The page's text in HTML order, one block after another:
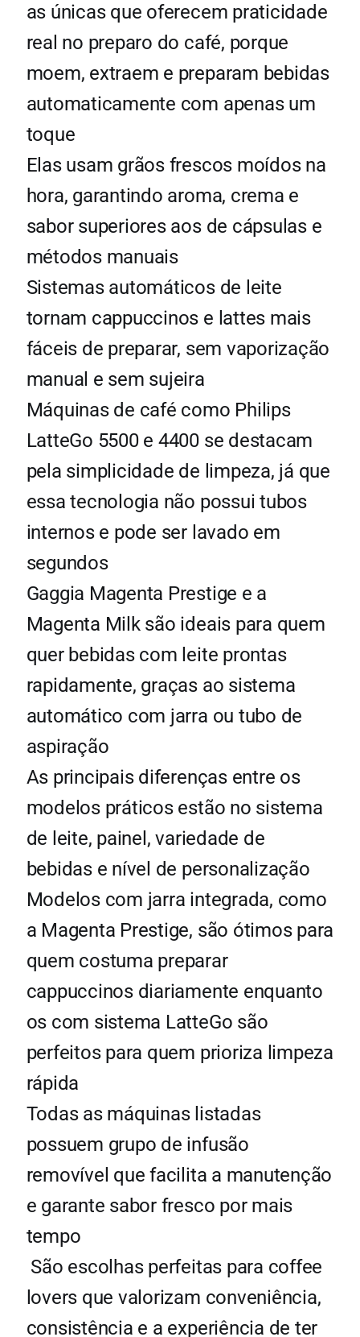
as únicas que oferecem praticidade
real no preparo do café, porque
moem, extraem e preparam bebidas
automaticamente com apenas um
toque
Elas usam grãos frescos moídos na
hora, garantindo aroma, crema e
sabor superiores aos de cápsulas e
métodos manuais
Sistemas automáticos de leite
tornam cappuccinos e lattes mais
fáceis de preparar, sem vaporização
manual e sem sujeira
Máquinas de café como Philips
LatteGo 5500 e 4400 se destacam
pela simplicidade de limpeza, já que
essa tecnologia não possui tubos
internos e pode ser lavado em
segundos
Gaggia Magenta Prestige e a
Magenta Milk são ideais para quem
quer bebidas com leite prontas
rapidamente, graças ao sistema
automático com jarra ou tubo de
aspiração
As principais diferenças entre os
modelos práticos estão no sistema
de leite, painel, variedade de
bebidas e nível de personalização
Modelos com jarra integrada, como
a Magenta Prestige, são ótimos para
quem costuma preparar
cappuccinos diariamente enquanto
os com sistema LatteGo são
perfeitos para quem prioriza limpeza
rápida
Todas as máquinas listadas
possuem grupo de infusão
removível que facilita a manutenção
e garante sabor fresco por mais
tempo
São escolhas perfeitas para coffee
lovers que valorizam conveniência,
consistência e a experiência de ter